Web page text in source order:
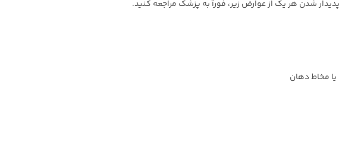
شدن هر یک از عوارض زیر، فوراً به پزشک مراجعه کنید.
یا مخاط دهان